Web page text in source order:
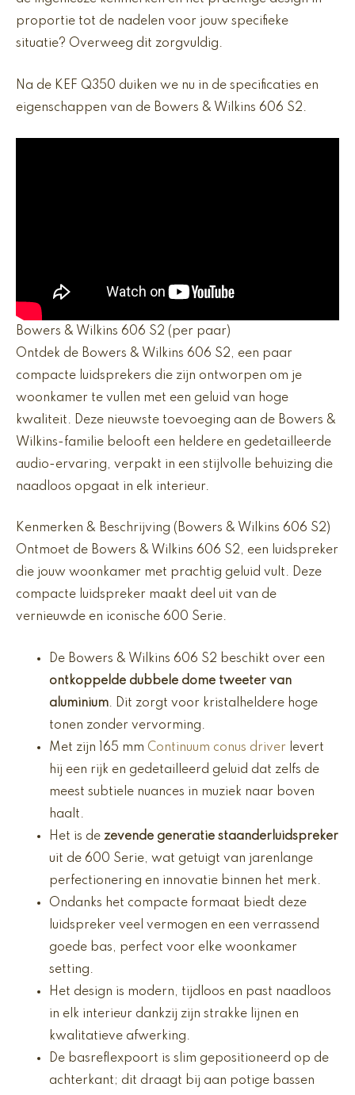
proportie tot de nadelen voor jouw specifieke
situatie? Overweeg dit zorgvuldig.
Na de KEF Q350 duiken we nu in de specificaties en
eigenschappen van de Bowers & Wilkins 606 S2.
Bowers & Wilkins 606 S2 (per paar)
Ontdek de Bowers & Wilkins 606 S2, een paar
compacte luidsprekers die zijn ontworpen om je
woonkamer te vullen met een geluid van hoge
kwaliteit. Deze nieuwste toevoeging aan de Bowers &
Wilkins-familie belooft een heldere en gedetailleerde
audio-ervaring, verpakt in een stijlvolle behuizing die
naadloos opgaat in elk interieur.
Kenmerken & Beschrijving (Bowers & Wilkins 606 S2)
Ontmoet de Bowers & Wilkins 606 S2, een luidspreker
die jouw woonkamer met prachtig geluid vult. Deze
compacte luidspreker maakt deel uit van de
vernieuwde en iconische 600 Serie.
De Bowers & Wilkins 606 S2 beschikt over een
ontkoppelde dubbele dome tweeter van
aluminium. Dit zorgt voor kristalheldere hoge
tonen zonder vervorming.
Met zijn 165 mm Continuum conus driver levert
hij een rijk en gedetailleerd geluid dat zelfs de
meest subtiele nuances in muziek naar boven
haalt.
Het is de zevende generatie staanderluidspreker
uit de 600 Serie, wat getuigt van jarenlange
perfectionering en innovatie binnen het merk.
Ondanks het compacte formaat biedt deze
luidspreker veel vermogen en een verrassend
goede bas, perfect voor elke woonkamer
setting.
Het design is modern, tijdloos en past naadloos
in elk interieur dankzij zijn strakke lijnen en
kwalitatieve afwerking.
De basreflexpoort is slim gepositioneerd op de
achterkant; dit draagt bij aan potige bassen